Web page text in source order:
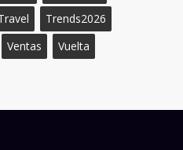
Trends2026
Ventas Vuelta